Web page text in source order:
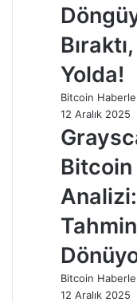
Yolda!
Bitcoin
12 Aralık 2025
Bitcoin
12 Aralık 2025